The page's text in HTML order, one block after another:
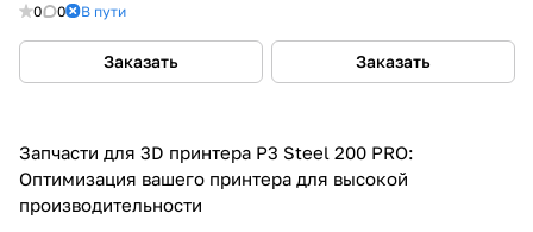
0 0 В пути
Заказать Заказать
Запчасти для 3D принтера P3 Steel 200 PRO:
Оптимизация вашего принтера для высокой
производительности